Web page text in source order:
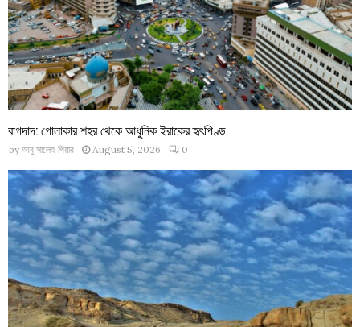
বাগদাদ: গোলাকার শহর থেকে আধুনিক ইরাকের হৃৎপিণ্ড
by আবু সালেহ পিয়ার August 5, 2026 0